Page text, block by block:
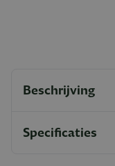
Beschrijving
Specificaties